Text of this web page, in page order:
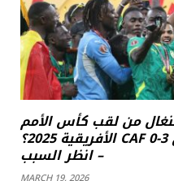
من لقب كأس الأمم
الأفريقية 2025؟ CAF يمنح المغرب الفوز المفاجئ 3-0
– انظر السبب